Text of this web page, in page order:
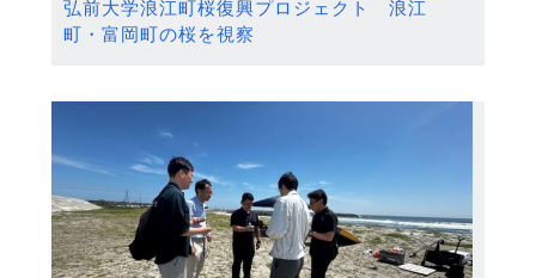
弘前大学浪江町桜復興プロジェクト 浪江
町・富岡町の桜を視察